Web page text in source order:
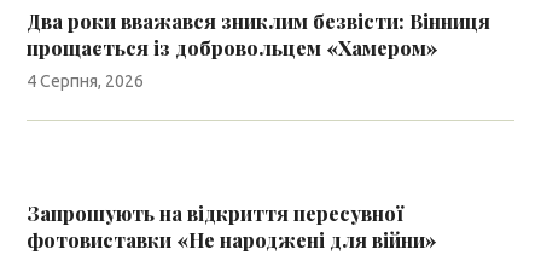
Два роки вважався зниклим безвісти: Вінниця
прощається із добровольцем «Хамером»
4 Серпня, 2026
Запрошують на відкриття пересувної
фотовиставки «Не народжені для війни»